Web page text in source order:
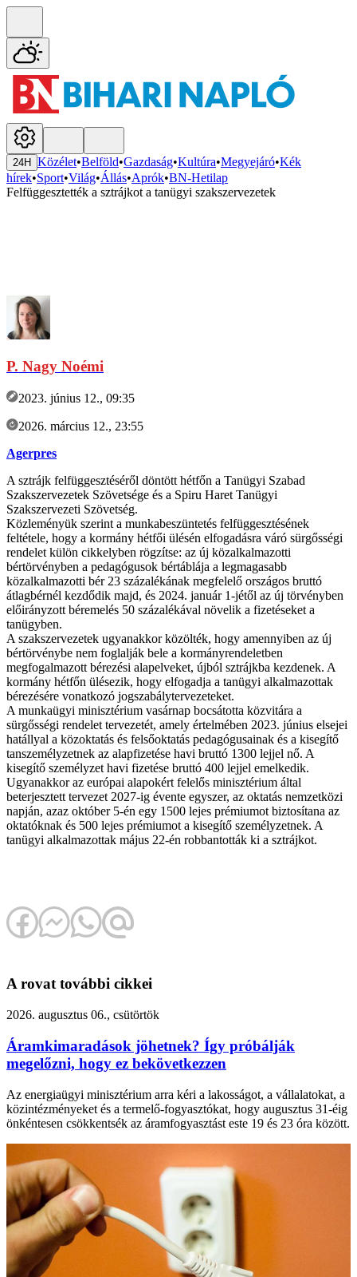
24H Közélet•Belföld•Gazdaság•Kultúra•Megyejáró•Kék
hírek•Sport•Világ•Állás•Aprók•BN-Hetilap
Felfüggesztették a sztrájkot a tanügyi szakszervezetek
P. Nagy Noémi
2023. június 12., 09:35
2026. március 12., 23:55
Agerpres
A sztrájk felfüggesztéséről döntött hétfőn a Tanügyi Szabad
Szakszervezetek Szövetsége és a Spiru Haret Tanügyi
Szakszervezeti Szövetség.
Közleményük szerint a munkabeszüntetés felfüggesztésének
feltétele, hogy a kormány hétfői ülésén elfogadásra váró sürgősségi
rendelet külön cikkelyben rögzítse: az új közalkalmazotti
bértörvényben a pedagógusok bértáblája a legmagasabb
közalkalmazotti bér 23 százalékának megfelelő országos bruttó
átlagbérnél kezdődik majd, és 2024. január 1-jétől az új törvényben
előirányzott béremelés 50 százalékával növelik a fizetéseket a
tanügyben.
A szakszervezetek ugyanakkor közölték, hogy amennyiben az új
bértörvénybe nem foglalják bele a kormányrendeletben
megfogalmazott bérezési alapelveket, újból sztrájkba kezdenek. A
kormány hétfőn ülésezik, hogy elfogadja a tanügyi alkalmazottak
bérezésére vonatkozó jogszabálytervezeteket.
A munkaügyi minisztérium vasárnap bocsátotta közvitára a
sürgősségi rendelet tervezetét, amely értelmében 2023. június elsejei
hatállyal a közoktatás és felsőoktatás pedagógusainak és a kisegítő
tanszemélyzetnek az alapfizetése havi bruttó 1300 lejjel nő. A
kisegítő személyzet havi fizetése bruttó 400 lejjel emelkedik.
Ugyanakkor az európai alapokért felelős minisztérium által
beterjesztett tervezet 2027-ig évente egyszer, az oktatás nemzetközi
napján, azaz október 5-én egy 1500 lejes prémiumot biztosítana az
oktatóknak és 500 lejes prémiumot a kisegítő személyzetnek. A
tanügyi alkalmazottak május 22-én robbantották ki a sztrájkot.
A rovat további cikkei
2026. augusztus 06., csütörtök
Áramkimaradások jöhetnek? Így próbálják
megelőzni, hogy ez bekövetkezzen
Az energiaügyi minisztérium arra kéri a lakosságot, a vállalatokat, a
közintézményeket és a termelő-fogyasztókat, hogy augusztus 31-éig
önkéntesen csökkentsék az áramfogyasztást este 19 és 23 óra között.